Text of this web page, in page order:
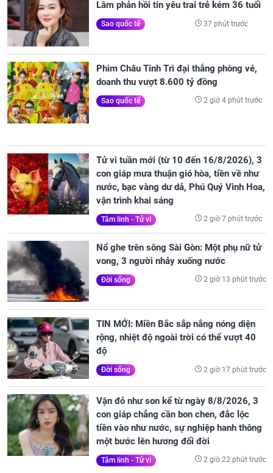
Lâm phản hồi tin yêu trai trẻ kém 36 tuổi
Sao quốc tế 37 phút trước
Phim Châu Tinh Trì đại thắng phòng vé,
doanh thu vượt 8.600 tỷ đồng
Sao quốc tế 2 giờ 4 phút trước
Tử vi tuần mới (từ 10 đến 16/8/2026), 3
con giáp mưa thuận gió hòa, tiền về như
nước, bạc vàng dư dả, Phú Quý Vinh Hoa,
vận trình khai sáng
Tâm linh - Tử vi 2 giờ 7 phút trước
Nổ ghe trên sông Sài Gòn: Một phụ nữ tử
vong, 3 người nhảy xuống nước
Đời sống 2 giờ 13 phút trước
TIN MỚI: Miền Bắc sắp nắng nóng diện
rộng, nhiệt độ ngoài trời có thể vượt 40
độ
Đời sống 2 giờ 17 phút trước
Vận đỏ như son kể từ ngày 8/8/2026, 3
con giáp chẳng cần bon chen, đắc lộc
tiền vào như nước, sự nghiệp hanh thông
một bước lên hương đổi đời
Tâm linh - Tử vi 2 giờ 22 phút trước